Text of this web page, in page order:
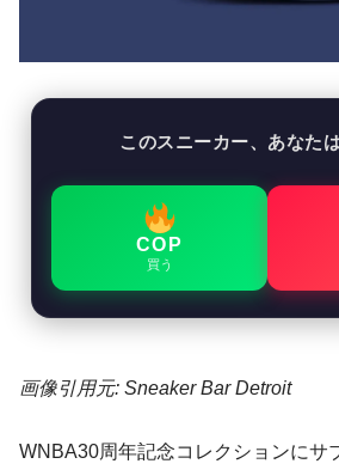
このスニーカー、あなた
COP
買う
画像引用元: Sneaker Bar Detroit
WNBA30周年記念コレクションにサ